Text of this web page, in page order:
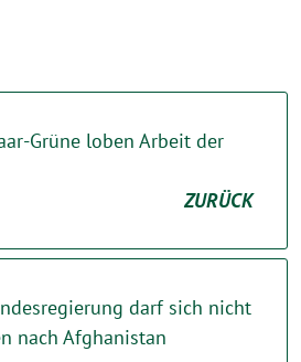
Grüne loben Arbeit der
ZURÜCK
darf sich nicht
nach Afghanistan